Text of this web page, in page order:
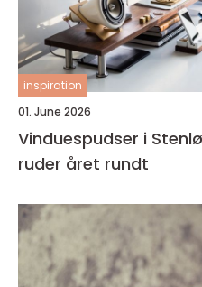
inspiration
01. June 2026
Vinduespudser i
ruder året rundt